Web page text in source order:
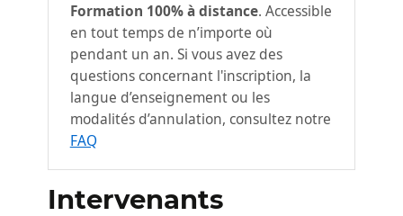
Formation 100% à distance. Accessible
en tout temps de n’importe où
pendant un an. Si vous avez des
questions concernant l'inscription, la
langue d’enseignement ou les
modalités d’annulation, consultez notre
FAQ
Intervenants